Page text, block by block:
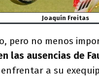
Joaquín Freitas
pero no menos
las ausencias de
a su